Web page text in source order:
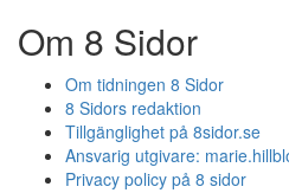
Om 8 Sidor
Om tidningen 8 Sidor
8 Sidors redaktion
Tillgänglighet på 8sidor.se
Ansvarig utgivare:
Privacy policy på 8 sidor